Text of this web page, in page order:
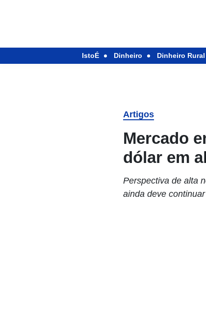
IstoÉ Dinheiro Dinheiro Rural
Artigos
Mercado
dólar em
Perspectiva de alta
ainda deve